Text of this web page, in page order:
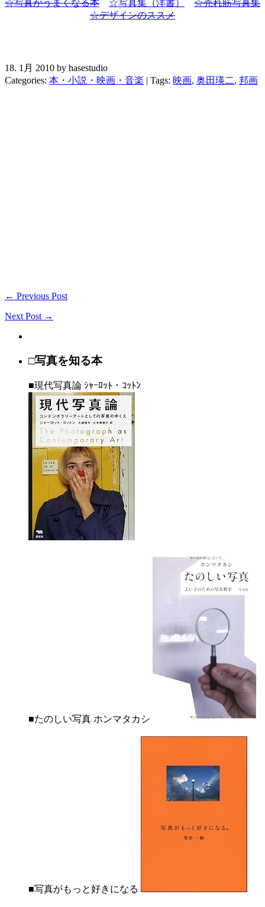
☆写真がうまくなる本 ☆写真集（洋書）
☆売れ筋写真集
☆デザインのススメ
18. 1月 2010 by hasestudio
Categories: 本・小説・映画・音楽 | Tags: 映画, 奥田瑛二, 邦画
← Previous Post
Next Post →
□写真を知る本
■現代写真論 ｼｬｰﾛｯﾄ・ｺｯﾄﾝ
■たのしい写真 ホンマタカシ
■写真がもっと好きになる